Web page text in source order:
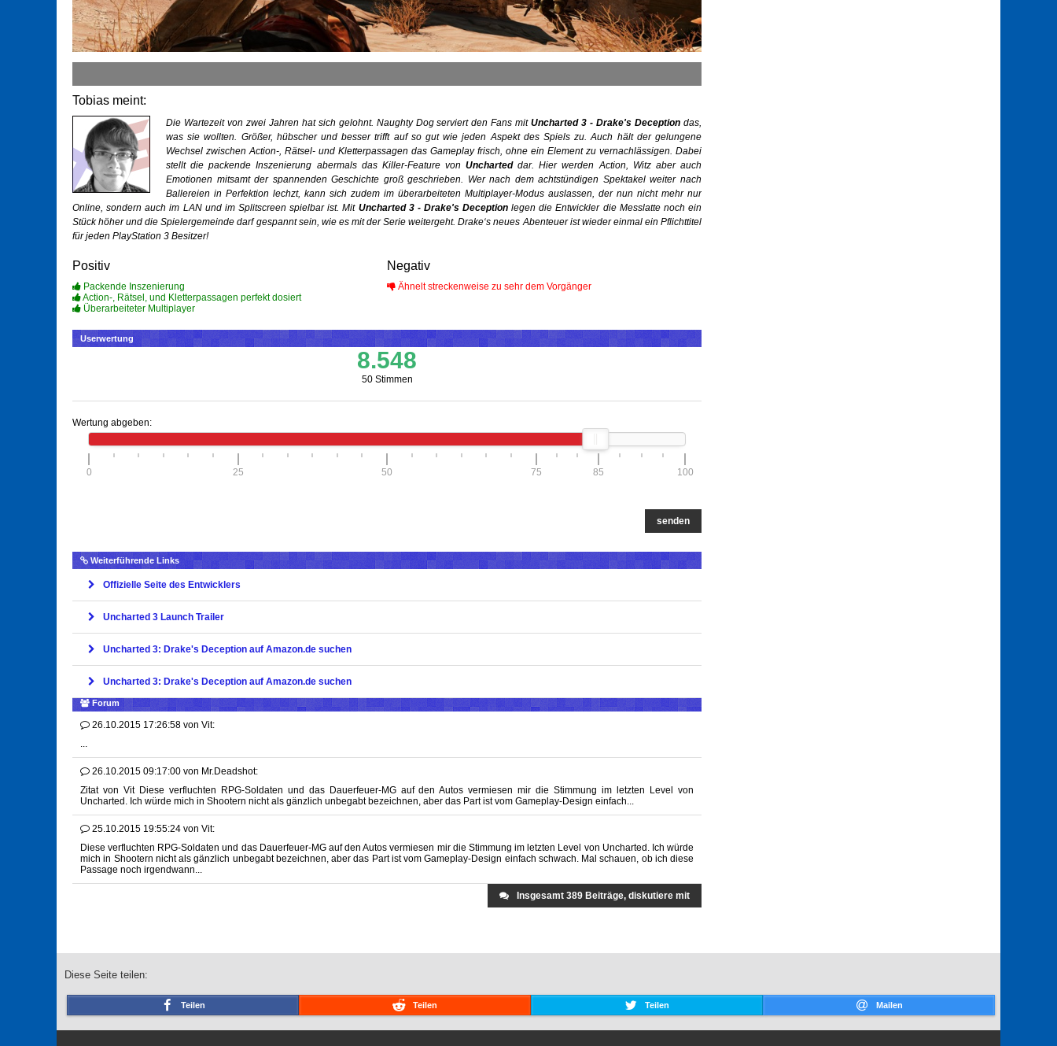
Tobias meint:
Die Wartezeit von zwei Jahren hat sich gelohnt. Naughty Dogserviert den Fans mitUncharted 3 - Drake's Deception das,
was sie wollten. Größer, hübscher und besser trifft auf so gut wie jeden Aspekt des Spiels zu. Auch hält der gelungene
Wechsel zwischen Action-, Rätsel- und Kletterpassagen das Gameplay frisch, ohne ein Element zu vernachlässigen. Dabei
stellt die packende Inszenierung abermals das Killer-Feature vonUncharteddar. Hier werden Action, Witz aber auch
Emotionen mitsamt der spannenden Geschichte groß geschrieben. Wer nach dem achtstündigen Spektakel weiter nach
Ballereien in Perfektion lechzt, kann sich zudem im überarbeiteten Multiplayer-Modus auslassen, der nun nicht mehr nur
Online, sondern auch im LAN und im Splitscreen spielbar ist. Mit Uncharted 3 - Drake's Deception legen die Entwickler die Messlatte noch ein
Stück höher und die Spielergemeinde darf gespannt sein, wie es mit der Serie weitergeht. Drake‘s neues Abenteuer ist wieder einmal ein Pflichttitel
für jeden PlayStation 3 Besitzer!
Positiv
Packende Inszenierung
Action-, Rätsel, und Kletterpassagen perfekt dosiert
Überarbeiteter Multiplayer
Negativ
Ähnelt streckenweise zu sehr dem Vorgänger
Userwertung
8.548
50 Stimmen
Wertung abgeben:
0 25 50 75 85 100
senden
Weiterführende Links
Offizielle Seite des Entwicklers
Uncharted 3 Launch Trailer
Uncharted 3: Drake's Deception auf Amazon.de suchen
Uncharted 3: Drake's Deception auf Amazon.de suchen
Forum
26.10.2015 17:26:58 von Vit:
...
26.10.2015 09:17:00 von Mr.Deadshot:
Zitat von Vit Diese verfluchten RPG-Soldaten und das Dauerfeuer-MG auf den Autos vermiesen mir die Stimmung im letzten Level von
Uncharted. Ich würde mich in Shootern nicht als gänzlich unbegabt bezeichnen, aber das Part ist vom Gameplay-Design einfach...
25.10.2015 19:55:24 von Vit:
Diese verfluchten RPG-Soldaten und das Dauerfeuer-MG auf den Autos vermiesen mir die Stimmung im letzten Level von Uncharted. Ich würde
mich in Shootern nicht als gänzlich unbegabt bezeichnen, aber das Part ist vom Gameplay-Design einfach schwach. Mal schauen, ob ich diese
Passage noch irgendwann...
Insgesamt 389 Beiträge, diskutiere mit
Diese Seite teilen:
Teilen Teilen Teilen Mailen